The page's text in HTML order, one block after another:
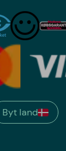
Byt land